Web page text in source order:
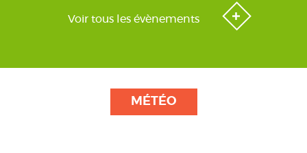
Voir tous les évènements
MÉTÉO